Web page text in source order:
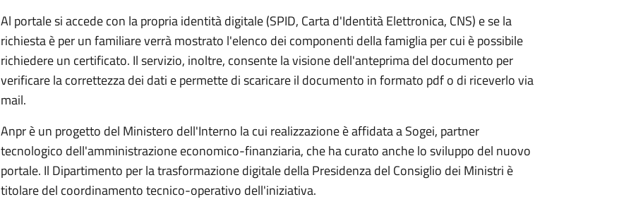
Al portale si accede con la propria identità digitale (SPID, Carta d'Identità Elettronica, CNS) e se la
richiesta è per un familiare verrà mostrato l'elenco dei componenti della famiglia per cui è possibile
richiedere un certificato. Il servizio, inoltre, consente la visione dell'anteprima del documento per
verificare la correttezza dei dati e permette di scaricare il documento in formato pdf o di riceverlo via
mail.
Anpr è un progetto del Ministero dell'Interno la cui realizzazione è affidata a Sogei, partner
tecnologico dell'amministrazione economico-finanziaria, che ha curato anche lo sviluppo del nuovo
portale. Il Dipartimento per la trasformazione digitale della Presidenza del Consiglio dei Ministri è
titolare del coordinamento tecnico-operativo dell'iniziativa.